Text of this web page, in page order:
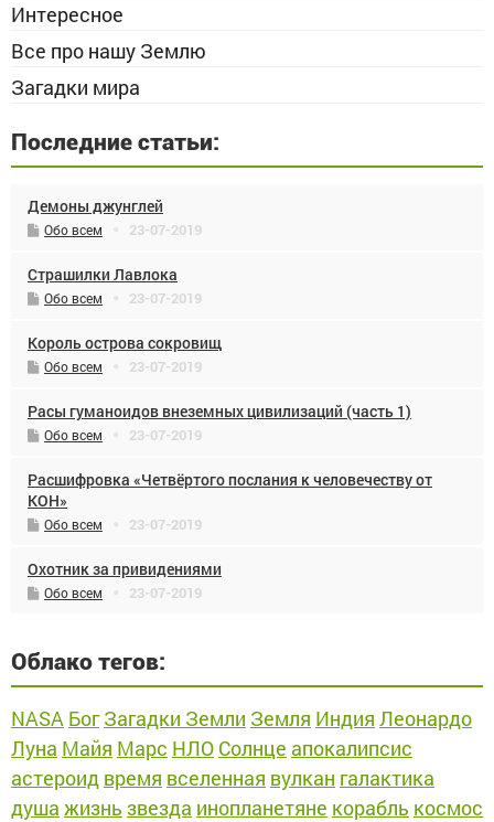
Интересное
Все про нашу Землю
Загадки мира
Последние статьи:
Демоны джунглей
Обо всем 23-07-2019
Страшилки Лавлока
Обо всем 23-07-2019
Король острова сокровищ
Обо всем 23-07-2019
Расы гуманоидов внеземных цивилизаций (часть 1)
Обо всем 23-07-2019
Расшифровка «Четвёртого послания к человечеству от
КОН»
Обо всем 23-07-2019
Охотник за привидениями
Обо всем 23-07-2019
Облако тегов:
NASA Бог Загадки Земли Земля Индия Леонардо
Луна Майя Марс НЛО Солнце апокалипсис
астероид время вселенная вулкан галактика
душа жизнь звезда инопланетяне корабль космос